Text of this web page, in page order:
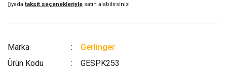
yada taksit seçenekleriyle satın alabilirsiniz
Marka
Gerlinger
Ürün Kodu
GESPK253